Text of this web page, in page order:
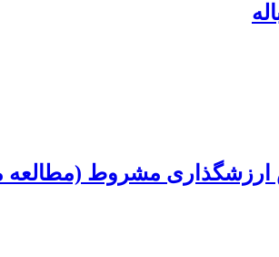
ارزشگذاری مشروط (مطالعه